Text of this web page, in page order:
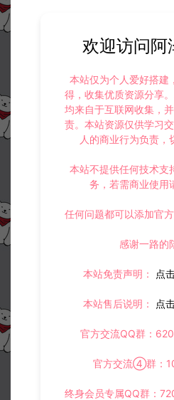
此资源下载价格为 30 星钻
欢迎访问阿
本站仅为个人爱好搭建
得，收集优质资源分享
均来自于互联网收集，
责。本站资源仅供学习
人的商业行为负责，
本站不提供任何技术支
务，若需商业使用
任何问题都可以添加官
感谢一路的
本站免责声明： 点
本站售后说明： 点
官方交流QQ群：
官方交流④群：
终身会员专属QQ群：